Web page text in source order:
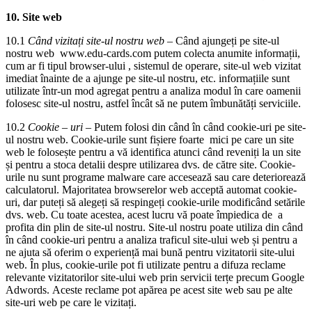
10. Site web
10.1 Când vizitați site-ul nostru web – Când ajungeți pe site-ul
nostru web www.edu-cards.com putem colecta anumite informații,
cum ar fi tipul browser-ului , sistemul de operare, site-ul web vizitat
imediat înainte de a ajunge pe site-ul nostru, etc. informațiile sunt
utilizate într-un mod agregat pentru a analiza modul în care oamenii
folosesc site-ul nostru, astfel încât să ne putem îmbunătăți serviciile.
10.2 Cookie – uri – Putem folosi din când în când cookie-uri pe site-
ul nostru web. Cookie-urile sunt fișiere foarte mici pe care un site
web le folosește pentru a vă identifica atunci când reveniți la un site
și pentru a stoca detalii despre utilizarea dvs. de către site. Cookie-
urile nu sunt programe malware care accesează sau care deteriorează
calculatorul. Majoritatea browserelor web acceptă automat cookie-
uri, dar puteți să alegeți să respingeți cookie-urile modificând setările
dvs. web. Cu toate acestea, acest lucru vă poate împiedica de a
profita din plin de site-ul nostru. Site-ul nostru poate utiliza din când
în când cookie-uri pentru a analiza traficul site-ului web și pentru a
ne ajuta să oferim o experiență mai bună pentru vizitatorii site-ului
web. În plus, cookie-urile pot fi utilizate pentru a difuza reclame
relevante vizitatorilor site-ului web prin servicii terțe precum Google
Adwords. Aceste reclame pot apărea pe acest site web sau pe alte
site-uri web pe care le vizitați.